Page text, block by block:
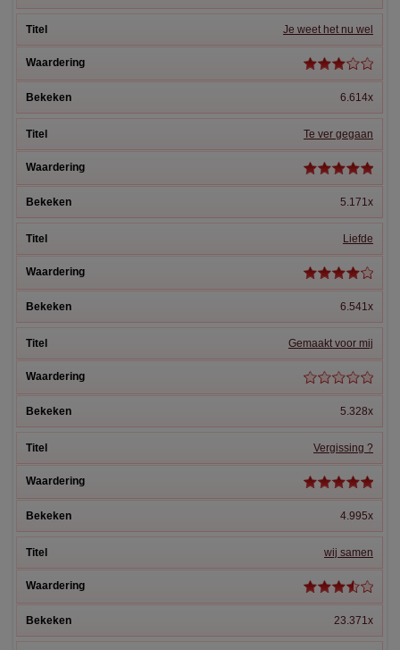
Je weet het nu wel
6.614x
Te ver gegaan
5.171x
Liefde
6.541x
Gemaakt voor mij
5.328x
Vergissing ?
4.995x
wij samen
23.371x